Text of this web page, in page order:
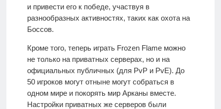
и привести его к победе, участвуя в
разнообразных активностях, таких как охота на
Боссов.
Кроме того, теперь играть Frozen Flame можно
не только на приватных серверах, но и на
официальных публичных (для PvP и PvE). До
50 игроков могут отныне могут собраться в
одном мире и покорять мир Арканы вместе.
Настройки приватных же серверов были